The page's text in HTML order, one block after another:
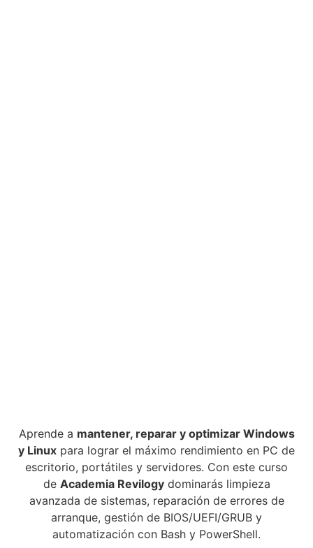
Aprende a mantener, reparar y optimizar Windows
y Linux para lograr el máximo rendimiento en PC de
escritorio, portátiles y servidores. Con este curso
de Academia Revilogydominarás limpieza
avanzada de sistemas, reparación de errores de
arranque, gestión de BIOS/UEFI/GRUB y
automatización con Bash y PowerShell.